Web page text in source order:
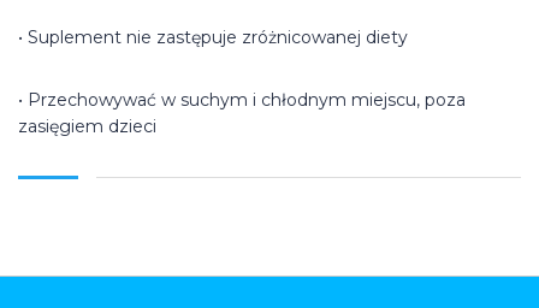
• Suplement nie zastępuje zróżnicowanej diety
• Przechowywać w suchym i chłodnym miejscu, poza
zasięgiem dzieci